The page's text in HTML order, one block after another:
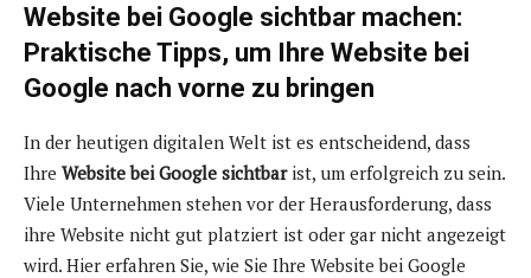
Website bei Google sichtbar machen:
Praktische Tipps, um Ihre Website bei
Google nach vorne zu bringen
In der heutigen digitalen Welt ist es entscheidend, dass
Ihre Website bei Google sichtbarist, um erfolgreich zu sein.
Viele Unternehmen stehen vor der Herausforderung, dass
ihre Website nicht gut platziert ist oder gar nicht angezeigt
wird. Hier erfahren Sie, wie Sie Ihre Website bei Google